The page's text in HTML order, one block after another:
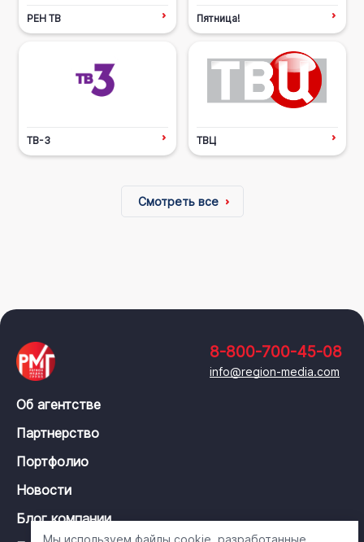
РЕН ТВ Пятница!
ТВ-3 ТВЦ
Смотреть все
8-800-700-45-08
info@region-media.com
Об агентстве
Партнерство
Портфолио
Новости
Блог компании
Мы используем файлы cookie, разработанные